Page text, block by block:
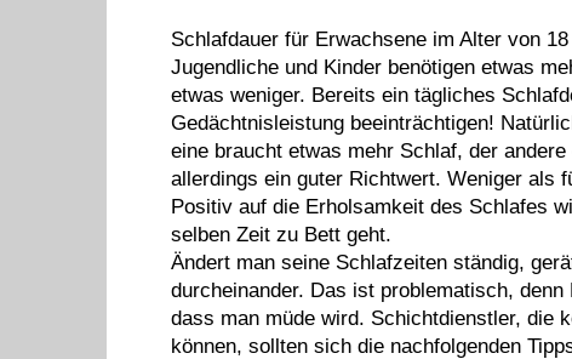
Schlafdauer für Erwachsene im Alter von
Jugendliche und Kinder benötigen etwas
etwas weniger. Bereits ein tägliches
Gedächtnisleistung beeinträchtigen!
eine braucht etwas mehr Schlaf, der
allerdings ein guter Richtwert. Weniger als
Positiv auf die Erholsamkeit des Schlafes
selben Zeit zu Bett geht.
Ändert man seine Schlafzeiten ständig,
durcheinander. Das ist problematisch,
dass man müde wird. Schichtdienstler, die
können, sollten sich die nachfolgenden